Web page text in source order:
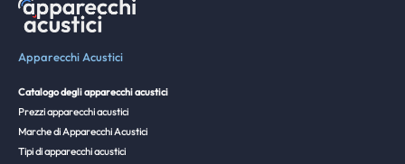
Apparecchi Acustici
Catalogo degli apparecchi acustici
Prezzi apparecchi acustici
Marche di Apparecchi Acustici
Tipi di apparecchi acustici